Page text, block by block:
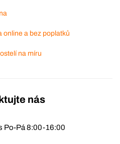
online a bez poplatků
na míru
nás
Po-Pá 8:00-16:00